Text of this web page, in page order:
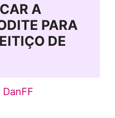
A
PARA
DE
DanFF